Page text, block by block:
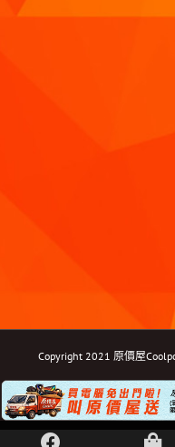
Copyright 2021 原價屋